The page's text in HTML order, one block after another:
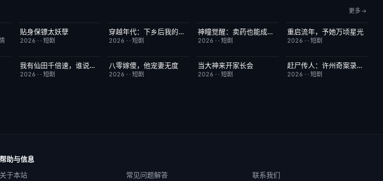
更多
完结
贴身保镖太妖孽
2026 · · 短剧
完结 3.0穿越年代：下乡后我的滋润生活
2026 · · 短剧
完结 7.0神瞳觉醒：卖药也能成大佬
2026 · ·短剧
完结 5.0
重启流年，予她万顷星光
2026 · · 短剧
完结 6.0我有仙田千倍速，谁说老娘不是仙
2026 · · 短剧
完结 5.0
八零嫁傻，他宠妻无度
2026 · · 短剧
完结
当大神来开家长会
2026 · ·短剧
完结 9.0赶尸传人：许州奇案录秘术追凶
2026 · · 短剧
帮助与信息
关于本站
常见问题解答 联系我们